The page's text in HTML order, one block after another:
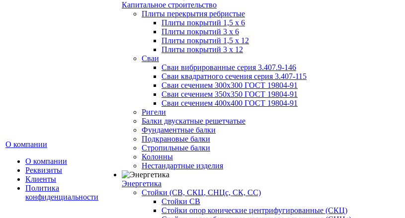
О компании
О компании
Реквизиты
Клиенты
Политика
конфиденциальности
Капитальное строительство
Плиты перекрытия ребристые
Плиты покрытий 1,5 x 6
Плиты покрытий 3 x 6
Плиты покрытий 1,5 x 12
Плиты покрытий 3 x 12
Сваи
Сваи вибрированные серия 3.407.9-146
Сваи квадратного сечения серия 3.407-115
Сваи сечением 300х300 ГОСТ 19804-91
Сваи сечением 350х350 ГОСТ 19804-91
Сваи сечением 400х400 ГОСТ 19804-91
Ригели
Балки двускатные решетчатые
Фундаментные балки
Подкрановые балки
Стропильные балки
Колонны
Нестандартные изделия
Энергетика
Стойки (СВ, СКЦ, СНЦс, СК, СС)
Стойки СВ
Стойки опор конические центрифугированные (СКЦ)